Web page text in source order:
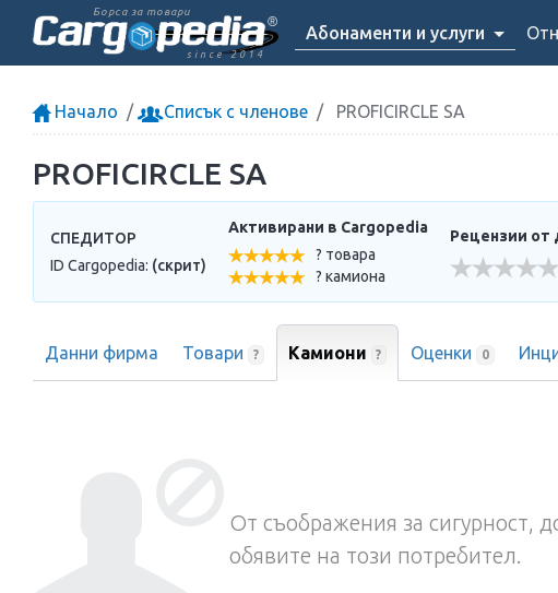
Борса за товари
since 2014
Абонаменти и услуги
Начало Списък с членове PROFICIRCLE SA
PROFICIRCLE SA
СПЕДИТОР
ID Cargopedia: (скрит)
Активирани в Cargopedia
? товара
? камиона
Рецензии от
Данни фирма Товари ? Камиони ? Оценки 0
От съображения за сигурност,
обявите на този потребител.